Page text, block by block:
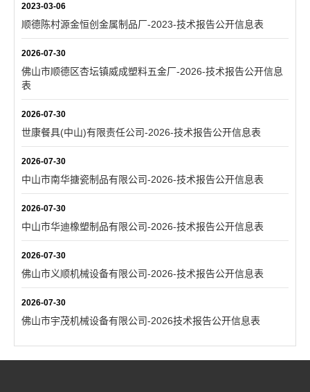
2023-03-06
顺德陈村源金恒创金属制品厂-2023-技术报告公开信息表
2026-07-30
佛山市顺德区杏坛镇威成塑料五金厂-2026-技术报告公开信息
表
2026-07-30
世康餐具(中山)有限责任公司-2026-技术报告公开信息表
2026-07-30
中山市南华搪瓷制品有限公司-2026-技术报告公开信息表
2026-07-30
中山市华迪橡塑制品有限公司-2026-技术报告公开信息表
2026-07-30
佛山市义顺机械设备有限公司-2026-技术报告公开信息表
2026-07-30
佛山市宇茂机械设备有限公司-2026技术报告公开信息表